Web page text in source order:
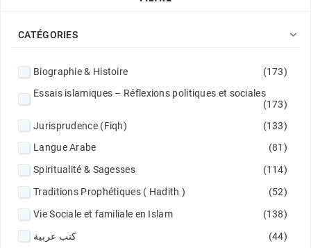
CATÉGORIES 
Biographie & Histoire
(173)
Essais islamiques – Réflexions politiques et sociales
(173)
Jurisprudence (Fiqh)
(133)
Langue Arabe
(81)
Spiritualité & Sagesses
(114)
Traditions Prophétiques ( Hadith )
(52)
Vie Sociale et familiale en Islam
(138)
كتب عربية
(44)